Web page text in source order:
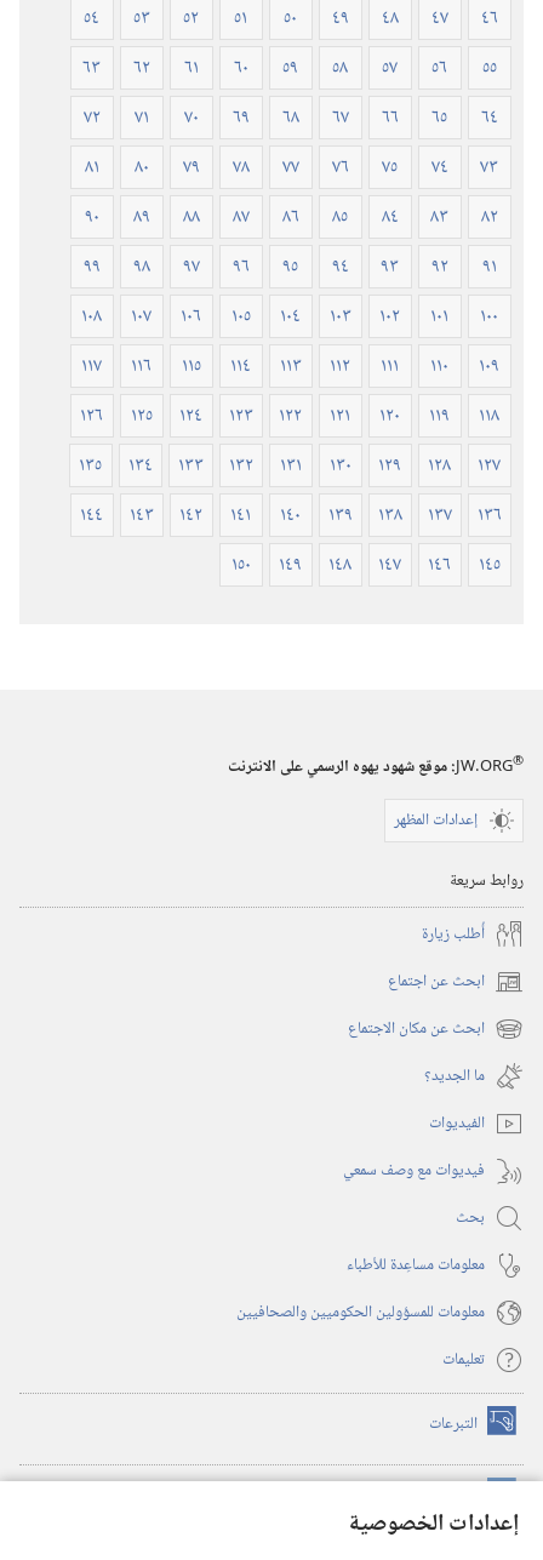
إعدادات الخصوصية
٤٦
٤٧ ٤٨ ٤٩ ٥٠ ٥١ ٥٢ ٥٣
٥٤
٥٥
٥٦ ٥٧ ٥٨ ٥٩ ٦٠ ٦١ ٦٢
٦٣
٦٤
٦٥ ٦٦ ٦٧ ٦٨ ٦٩ ٧٠ ٧١
٧٢
٧٣
٧٤ ٧٥ ٧٦ ٧٧ ٧٨ ٧٩ ٨٠
٨١
٨٢
٨٣ ٨٤ ٨٥ ٨٦ ٨٧ ٨٨ ٨٩
٩٠
٩١
٩٢ ٩٣ ٩٤ ٩٥ ٩٦ ٩٧ ٩٨
٩٩
١٠٠
١٠١ ١٠٢ ١٠٣ ١٠٤ ١٠٥ ١٠٦ ١٠٧
١٠٨
١٠٩
١١٠ ١١١ ١١٢ ١١٣ ١١٤ ١١٥ ١١٦
١١٧
١١٨
١١٩ ١٢٠ ١٢١ ١٢٢ ١٢٣ ١٢٤ ١٢٥
١٢٦
١٢٧
١٢٨ ١٢٩ ١٣٠ ١٣١ ١٣٢ ١٣٣ ١٣٤
١٣٥
١٣٦
١٣٧ ١٣٨ ١٣٩ ١٤٠ ١٤١ ١٤٢ ١٤٣
١٤٤
١٤٥
١٤٦ ١٤٧ ١٤٨ ١٤٩ ١٥٠
JW.ORG®
:‏ موقع شهود يهوه الرسمي على الانترنت
إعدادات المظهر
روابط سريعة
أُطلب زيارة
ابحث عن اجتماع (يفتح
نافذة ابحث عن مكان الاجتماع (يفتح
نافذة
جديدة)
ما الجديد؟‏
الفيديوات
فيديوات مع وصف سمعي
بحث
معلومات مساعِدة للأطباء
معلومات للمسؤولين الحكوميين والصحافيين
تعليمات
التبرعات (يفتح
نافذة
(يفتح
نافذة